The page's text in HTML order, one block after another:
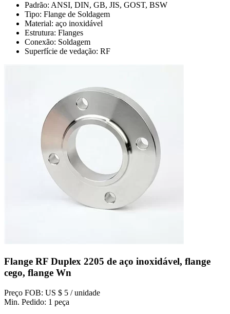
Padrão: ANSI, DIN, GB, JIS, GOST, BSW
Tipo: Flange de Soldagem
Material: aço inoxidável
Estrutura: Flanges
Conexão: Soldagem
Superfície de vedação: RF
Flange RF Duplex 2205 de aço inoxidável, flange
cego, flange Wn
Preço FOB: US $ 5 / unidade
Min. Pedido: 1 peça